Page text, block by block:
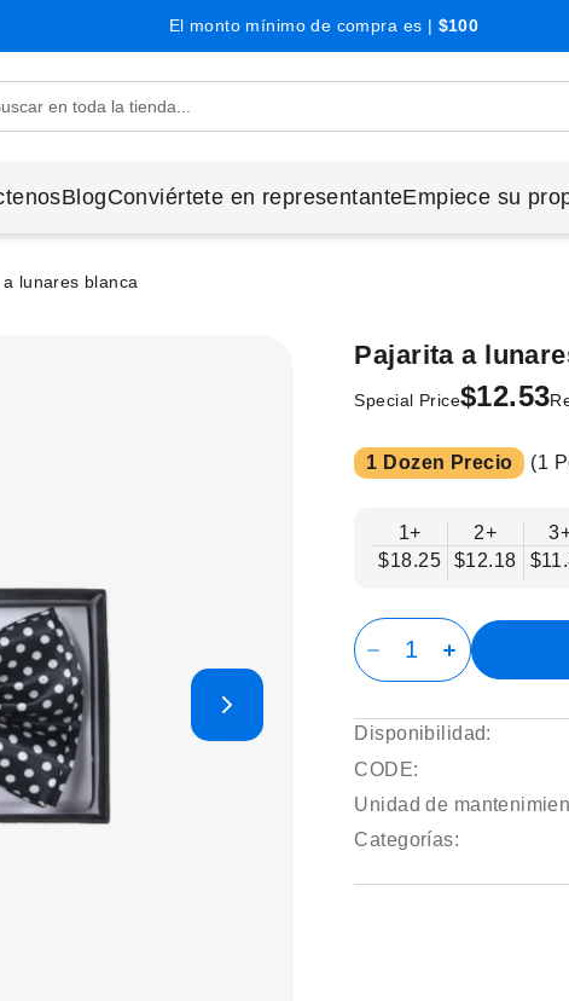
El monto mínimo de compra es | $100
BlogConviértete en representanteEmpiece su
lunares blanca
Pajarita a
Special Price$12.53
1 Dozen Precio (1
1+
$18.25
2+
$12.18
Disponibilidad:
CODE:
Unidad de
Categorías: